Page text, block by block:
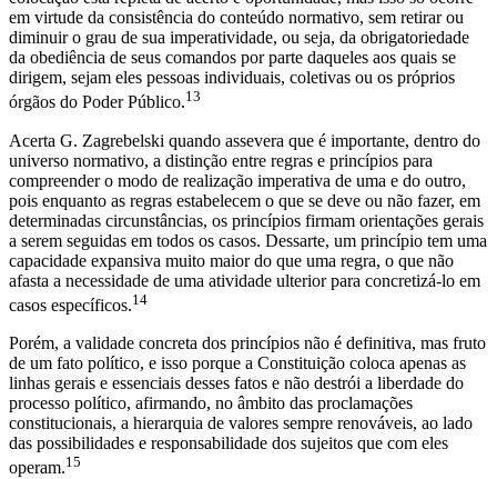
em virtude da consistência do conteúdo normativo, sem retirar ou
diminuir o grau de sua imperatividade, ou seja, da obrigatoriedade
da obediência de seus comandos por parte daqueles aos quais se
dirigem, sejam eles pessoas individuais, coletivas ou os próprios
órgãos do Poder Público.13
Acerta G. Zagrebelski quando assevera que é importante, dentro do
universo normativo, a distinção entre regras e princípios para
compreender o modo de realização imperativa de uma e do outro,
pois enquanto as regras estabelecem o que se deve ou não fazer, em
determinadas circunstâncias, os princípios firmam orientações gerais
a serem seguidas em todos os casos. Dessarte, um princípio tem uma
capacidade expansiva muito maior do que uma regra, o que não
afasta a necessidade de uma atividade ulterior para concretizá-lo em
casos específicos.14
Porém, a validade concreta dos princípios não é definitiva, mas fruto
de um fato político, e isso porque a Constituição coloca apenas as
linhas gerais e essenciais desses fatos e não destrói a liberdade do
processo político, afirmando, no âmbito das proclamações
constitucionais, a hierarquia de valores sempre renováveis, ao lado
das possibilidades e responsabilidade dos sujeitos que com eles
operam.15